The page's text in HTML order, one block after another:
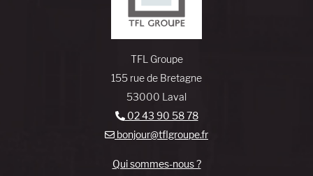
TFL Groupe
155 rue de Bretagne
53000 Laval
02 43 90 58 78
bonjour@tflgroupe.fr
Qui sommes-nous ?